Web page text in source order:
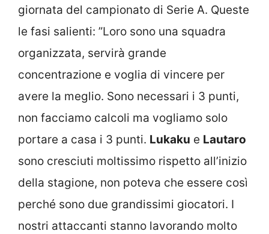
giornata del campionato di Serie A. Queste
le fasi salienti: ”Loro sono una squadra
organizzata, servirà grande
concentrazione e voglia di vincere per
avere la meglio. Sono necessari i 3 punti,
non facciamo calcoli ma vogliamo solo
portare a casa i 3 punti. Lukaku e Lautaro
sono cresciuti moltissimo rispetto all’inizio
della stagione, non poteva che essere così
perché sono due grandissimi giocatori. I
nostri attaccanti stanno lavorando molto